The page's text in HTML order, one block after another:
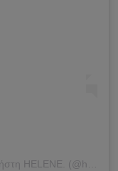
Η δημοσίευση κοινοποιήθηκε από το χρήστη HELENE. (@helenehendriks1)